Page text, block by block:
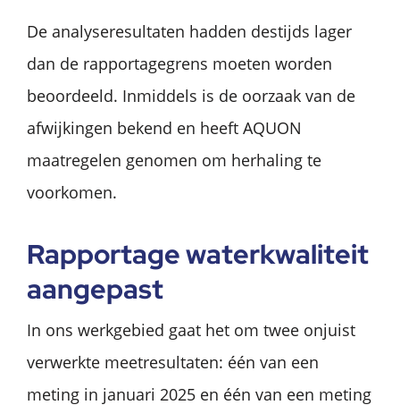
De analyseresultaten hadden destijds lager
dan de rapportagegrens moeten worden
beoordeeld. Inmiddels is de oorzaak van de
afwijkingen bekend en heeft AQUON
maatregelen genomen om herhaling te
voorkomen.
Rapportage waterkwaliteit
aangepast
In ons werkgebied gaat het om twee onjuist
verwerkte meetresultaten: één van een
meting in januari 2025 en één van een meting